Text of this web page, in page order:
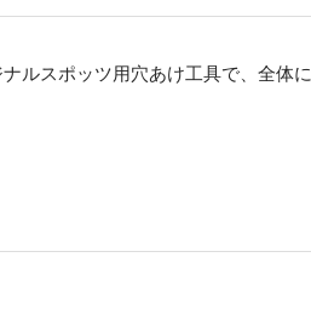
ルスポッツ用穴あけ工具で、全体